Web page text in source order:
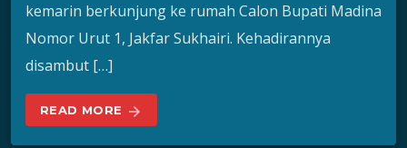
kemarin berkunjung ke rumah Calon Bupati Madina
Nomor Urut 1, Jakfar Sukhairi. Kehadirannya
disambut […]
READ MORE arrow_forward